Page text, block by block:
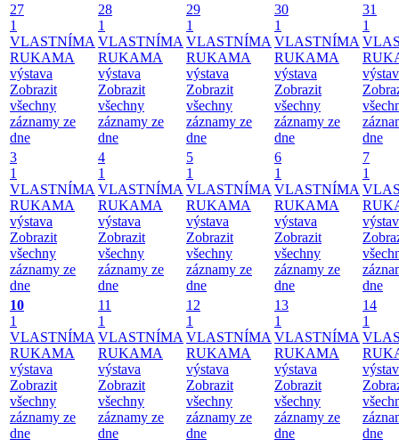
27
1
VLASTNÍMA
RUKAMA
výstava
Zobrazit
všechny
záznamy ze
dne
28
1
VLASTNÍMA
RUKAMA
výstava
Zobrazit
všechny
záznamy ze
dne
29
1
VLASTNÍMA
RUKAMA
výstava
Zobrazit
všechny
záznamy ze
dne
30
1
VLASTNÍMA
RUKAMA
výstava
Zobrazit
všechny
záznamy ze
dne
31
1
dne
3
1
VLASTNÍMA
RUKAMA
výstava
Zobrazit
všechny
záznamy ze
dne
4
1
VLASTNÍMA
RUKAMA
výstava
Zobrazit
všechny
záznamy ze
dne
5
1
VLASTNÍMA
RUKAMA
výstava
Zobrazit
všechny
záznamy ze
dne
6
1
VLASTNÍMA
RUKAMA
výstava
Zobrazit
všechny
záznamy ze
dne
7
1
dne
10
1
VLASTNÍMA
RUKAMA
výstava
Zobrazit
všechny
záznamy ze
dne
11
1
VLASTNÍMA
RUKAMA
výstava
Zobrazit
všechny
záznamy ze
dne
12
1
VLASTNÍMA
RUKAMA
výstava
Zobrazit
všechny
záznamy ze
dne
13
1
VLASTNÍMA
RUKAMA
výstava
Zobrazit
všechny
záznamy ze
dne
14
1
dne